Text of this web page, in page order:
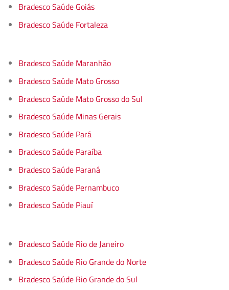
Bradesco Saúde Goiás
Bradesco Saúde Fortaleza
Bradesco Saúde Maranhão
Bradesco Saúde Mato Grosso
Bradesco Saúde Mato Grosso do Sul
Bradesco Saúde Minas Gerais
Bradesco Saúde Pará
Bradesco Saúde Paraíba
Bradesco Saúde Paraná
Bradesco Saúde Pernambuco
Bradesco Saúde Piauí
Bradesco Saúde Rio de Janeiro
Bradesco Saúde Rio Grande do Norte
Bradesco Saúde Rio Grande do Sul